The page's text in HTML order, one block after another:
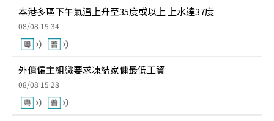
本港多區下午氣溫上升至35度或以上 上水達37度
08/08 15:34
外傭僱主組織要求凍結家傭最低工資
08/08 15:28